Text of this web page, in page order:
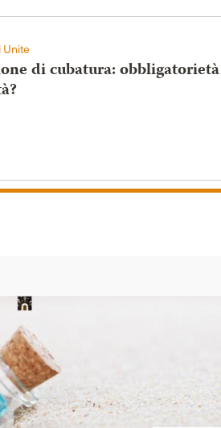
di cubatura: